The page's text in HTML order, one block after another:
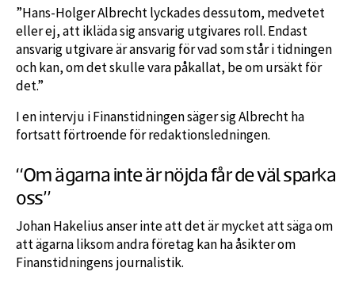
”Hans-Holger Albrecht lyckades dessutom, medvetet
eller ej, att ikläda sig ansvarig utgivares roll. Endast
ansvarig utgivare är ansvarig för vad som står i tidningen
och kan, om det skulle vara påkallat, be om ursäkt för
det.”
I en intervju i Finanstidningen säger sig Albrecht ha
fortsatt förtroende för redaktionsledningen.
“Om ägarna inte är nöjda får de väl sparka
oss”
Johan Hakelius anser inte att det är mycket att säga om
att ägarna liksom andra företag kan ha åsikter om
Finanstidningens journalistik.